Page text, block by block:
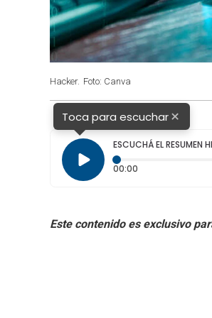
Hacker. Foto: Canva
Toca para escuchar×
ESCUCHÁ EL RESUMEN
00:00